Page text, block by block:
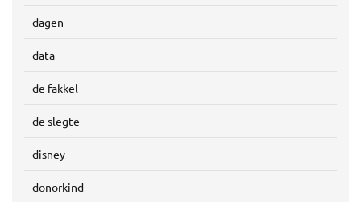
dagen
data
de fakkel
de slegte
disney
donorkind